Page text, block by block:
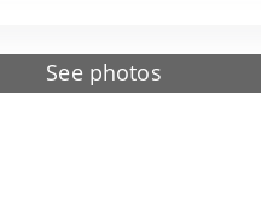
See photos